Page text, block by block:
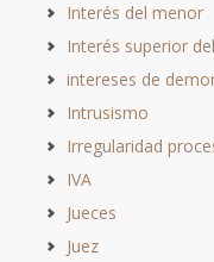
Interés del menor
Interés superior
intereses de
Intrusismo
Irregularidad
IVA
Jueces
Juez